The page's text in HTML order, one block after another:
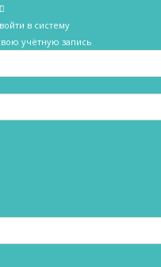
войти в систему
учётную запись